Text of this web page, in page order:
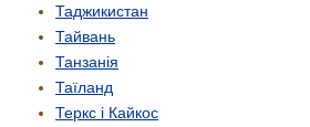
Таджикистан
Тайвань
Танзанія
Таїланд
Теркс і Кайкос